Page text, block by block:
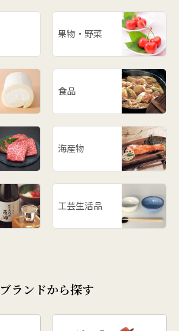
果物・野菜
食品
海産物
工芸生活品
ブランドから探す